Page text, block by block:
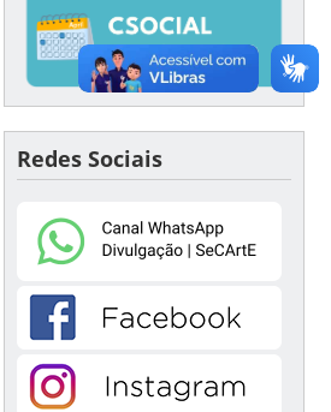
Redes Sociais